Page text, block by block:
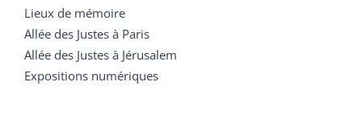
Lieux de mémoire
Allée des Justes à Paris
Allée des Justes à Jérusalem
Expositions numériques